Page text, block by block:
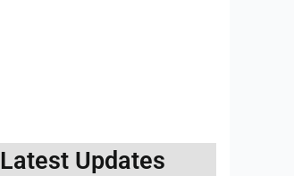
Latest Updates